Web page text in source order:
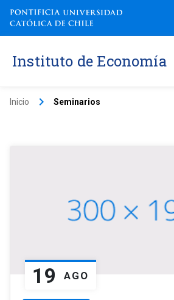
Instituto de Economía
Inicio keyboard_arrow_right Seminarios
19 AGO